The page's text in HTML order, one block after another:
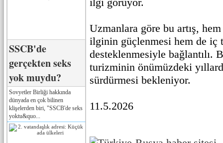
SSCB'de
gerçekten seks
yok muydu?
Sovyetler Birliği hakkında
dünyada en çok bilinen
klişelerden biri, "SSCB'de seks
yoktu&quo...
Uzmanlara göre bu artış,
ilginin güçlenmesi hem de iç
desteklenmesiyle bağlantılı.
turizminin önümüzdeki
sürdürmesi bekleniyor.
11.5.2026